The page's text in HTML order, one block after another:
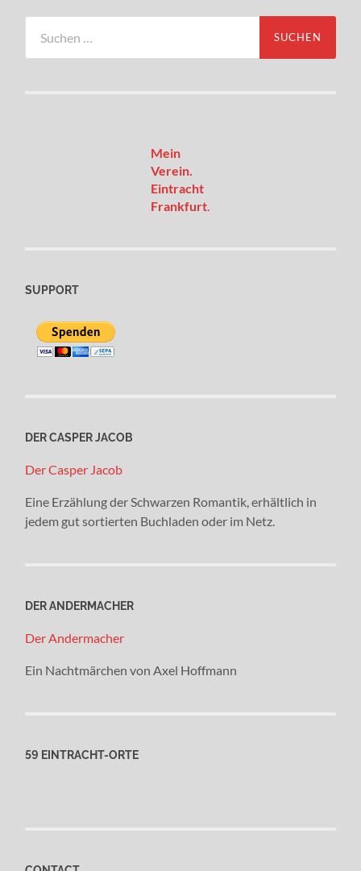
nach:
Mein
Verein.
Eintracht
Frankfurt
SUPPORT
DER CASPER JACOB
Der Casper Jacob
Eine Erzählung der Schwarzen Romantik, erhältlich in
jedem gut sortierten Buchladen oder im Netz.
DER ANDERMACHER
Der Andermacher
Ein Nachtmärchen von Axel Hoffmann
59 EINTRACHT-ORTE